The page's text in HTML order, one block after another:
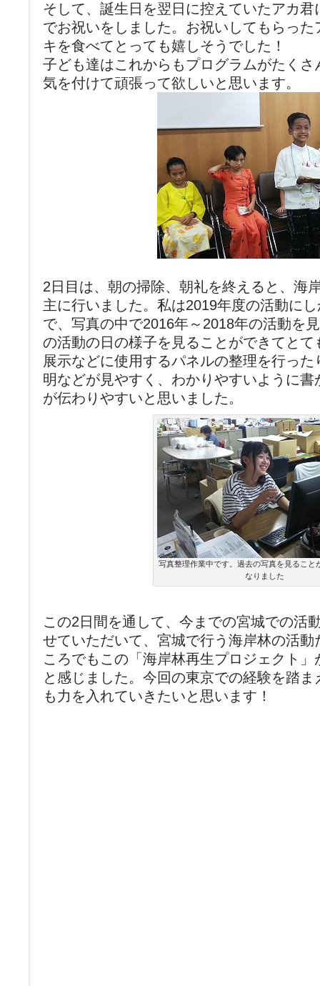
そして、誕生日を翌日に控えていたアカ
でお祝いをしました。お祝いしてもらっ
キを食べてとっても嬉しそうでした！
子ども達はこれからもプログラムがたく
気を付けて頑張って欲しいと思います。
2日目は、朝の掃除、朝礼を終えると、海
主に行いました。私は2019年度の活動に
で、写真の中で2016年～2018年の活動を
の活動の日の様子を見ることができてと
展示などに使用するパネルの整理を行っ
明などが見やすく、わかりやすいように
が伝わりやすいと思いました。
写真整理作業中です。過去の写真を見ること
なりました
この2日間を通して、今までの宮城での活
せていただいて、宮城で行う海岸林の活
ころでもこの「海岸林再生プロジェクト
と感じました。今回の東京での経験を踏
も力を入れていきたいと思います！